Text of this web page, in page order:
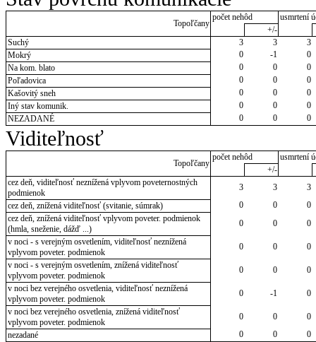
Topoľčany
počet nehôd
usmrtení
+/-
Suchý
3 3
3
Mokrý
0 -1
0
Na kom. blato
0 0
0
Poľadovica
0 0
0
Kašovitý sneh
0 0
0
Iný stav komunik.
0 0
0
NEZADANÉ
0 0 0
Viditeľnosť
Topoľčany
počet nehôd
usmrtení
+/-
cez deň, viditeľnosť neznížená vplyvom poveternostných
podmienok
3 3
3
cez deň, znížená viditeľnosť (svitanie, súmrak)
0 0
0
cez deň, znížená viditeľnosť vplyvom poveter. podmienok
(hmla, sneženie, dážď ...)
0 0
0
v noci - s verejným osvetlením, viditeľnosť neznížená
vplyvom poveter. podmienok
0 0
0
v noci - s verejným osvetlením, znížená viditeľnosť
vplyvom poveter. podmienok
0 0
0
v noci bez verejného osvetlenia, viditeľnosť neznížená
vplyvom poveter. podmienok
0 -1
0
v noci bez verejného osvetlenia, znížená viditeľnosť
vplyvom poveter. podmienok
0 0
0
nezadané
0 0 0